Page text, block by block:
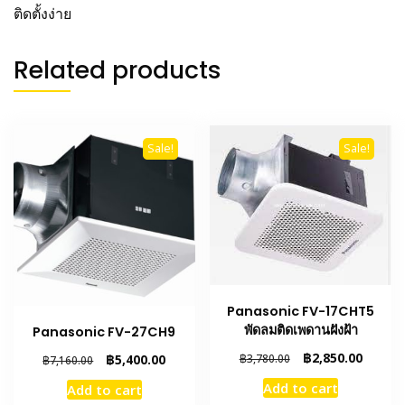
ติดตั้งง่าย
Related products
Sale!
Panasonic FV-27CH9
฿7,160.00
Original
price
was:
฿5,400.00Current
Add to cart
Sale!
Panasonic FV-17CHT5
พัดลมติดเพดานฝังฝ้า
฿3,780.00
Original
price
was:
฿2,850.00Current
Add to cart